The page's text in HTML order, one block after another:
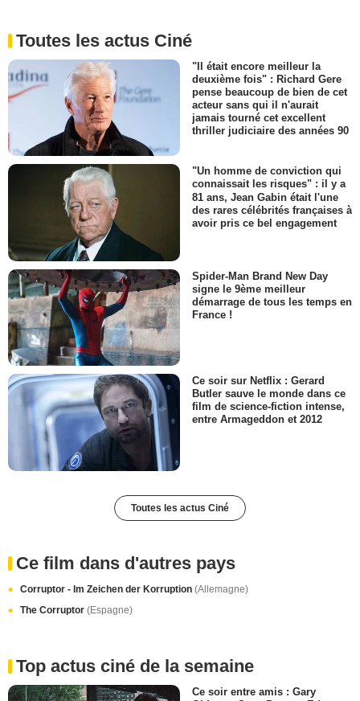
Toutes les actus Ciné
"Il était encore meilleur la
deuxième fois" : Richard Gere
pense beaucoup de bien de cet
acteur sans qui il n'aurait
jamais tourné cet excellent
thriller judiciaire des années 90
"Un homme de conviction qui
connaissait les risques" : il y a
81 ans, Jean Gabin était l'une
des rares célébrités françaises à
avoir pris ce bel engagement
Spider-Man Brand New Day
signe le 9ème meilleur
démarrage de tous les temps en
France !
Ce soir sur Netflix : Gerard
Butler sauve le monde dans ce
film de science-fiction intense,
entre Armageddon et 2012
Toutes les actus Ciné
Ce film dans d'autres pays
Corruptor - Im Zeichen der Korruption (Allemagne)
The Corruptor (Espagne)
Top actus ciné de la semaine
Ce soir entre amis : Gary